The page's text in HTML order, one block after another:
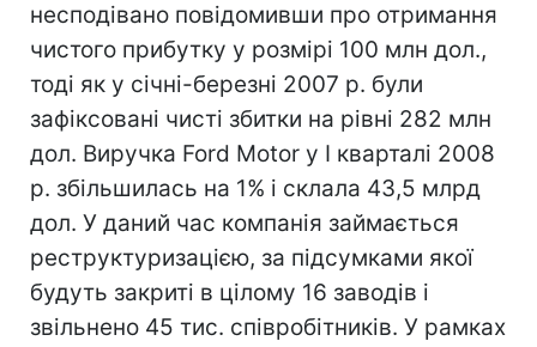
несподівано повідомивши про отримання
чистого прибутку у розмірі 100 млн дол.,
тоді як у січні-березні 2007 р. були
зафіксовані чисті збитки на рівні 282 млн
дол. Виручка Ford Motor у I кварталі 2008
р. збільшилась на 1% і склала 43,5 млрд
дол. У даний час компанія займається
реструктуризацією, за підсумками якої
будуть закриті в цілому 16 заводів і
звільнено 45 тис. співробітників. У рамках